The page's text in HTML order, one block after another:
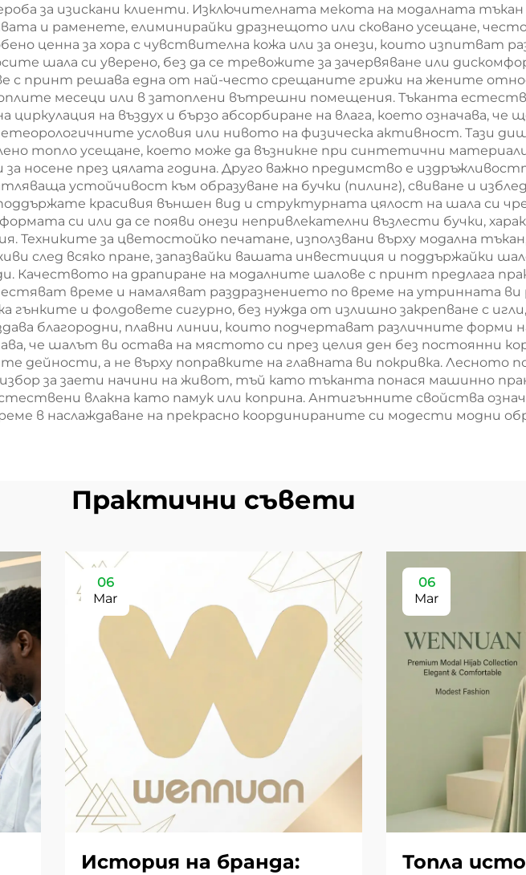
за изискани клиенти. Изключителната мекота на модалната тъкан
и раменете, елиминирайки дразнещото или сковано усещане, често
ценна за хора с чувствителна кожа или за онези, които изпитват
шала си уверено, без да се тревожите за зачервяване или
с принт решава една от най-често срещаните грижи на жените
месеци или в затоплени вътрешни помещения. Тъканта
на въздух и бързо абсорбиране на влага, което означава, че
условия или нивото на физическа активност. Тази
топло усещане, което може да възникне при синтетични
носене през цялата година. Друго важно предимство е
устойчивост към образуване на бучки (пилинг), свиване и
красивия външен вид и структурната цялост на шала си
си или да се появи онези непривлекателни възлести бучки,
Техниките за цветостойко печатане, използвани върху модална
след всяко пране, запазвайки вашата инвестиция и поддържайки
Качеството на драпиране на модалните шалове с принт предлага
време и намаляват раздразнението по време на утринната ви
гънките и фолдовете сигурно, без нужда от излишно закрепване с
благородни, плавни линии, които подчертават различните форми
че шалът ви остава на мястото си през целия ден без постоянни
дейности, а не върху поправките на главната ви покривка. Лесното
за заети начини на живот, тъй като тъканта понася машинно
влакна като памук или коприна. Антигънните свойства
в наслаждаване на прекрасно координираните си модести модни
Практични съвети
06
Mar
История на бранда:
06
Mar
Топла